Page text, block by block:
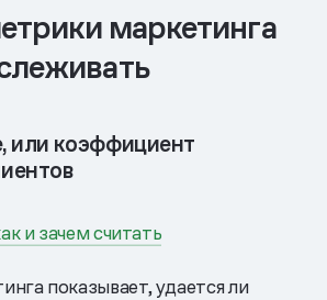
маркетинга
или коэффициент
и зачем считать
показывает, удается ли